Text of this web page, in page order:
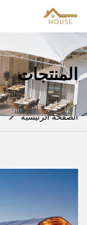
المنتجات
الصفحة الرئيسية